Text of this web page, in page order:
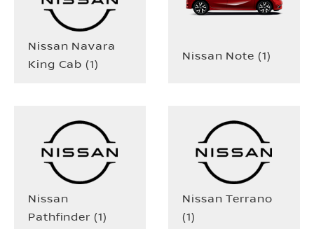
Nissan Navara
King Cab (1)
Nissan Note (1)
Nissan
Pathfinder (1)
Nissan Terrano
(1)